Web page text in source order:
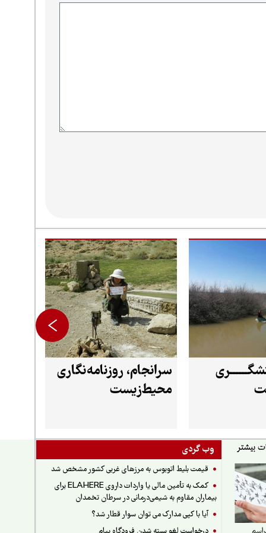
سرانجام، روزنامه‌نگاری
محیط‌زیست
وب گردی
قیمت بلیط اتوبوس به مرزهای غربی کشور مشخص شد
کمک به تأمین مالی یا واردات داروی ELAHERE برای
بیماران مقاوم به شیمی‌درمانی در سرطان تخمدان
آیا با کپی مدارک می توان سوار قطار شد؟